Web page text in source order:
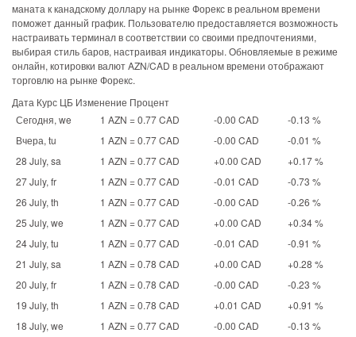
маната к канадскому доллару на рынке Форекс в реальном времени
поможет данный график. Пользователю предоставляется возможность
настраивать терминал в соответствии со своими предпочтениями,
выбирая стиль баров, настраивая индикаторы. Обновляемые в режиме
онлайн, котировки валют AZN/CAD в реальном времени отображают
торговлю на рынке Форекс.
Дата Курс ЦБ Изменение Процент
Сегодня, we
1 AZN = 0.77 CAD -0.00 CAD
-0.13 %
Вчера, tu
1 AZN = 0.77 CAD -0.00 CAD
-0.01 %
28 July, sa
1 AZN = 0.77 CAD +0.00 CAD
+0.17 %
27 July, fr
1 AZN = 0.77 CAD -0.01 CAD
-0.73 %
26 July, th
1 AZN = 0.77 CAD -0.00 CAD
-0.26 %
25 July, we
1 AZN = 0.77 CAD +0.00 CAD
+0.34 %
24 July, tu
1 AZN = 0.77 CAD -0.01 CAD
-0.91 %
21 July, sa
1 AZN = 0.78 CAD +0.00 CAD
+0.28 %
20 July, fr
1 AZN = 0.78 CAD -0.00 CAD
-0.23 %
19 July, th
1 AZN = 0.78 CAD +0.01 CAD
+0.91 %
18 July, we
1 AZN = 0.77 CAD -0.00 CAD
-0.13 %